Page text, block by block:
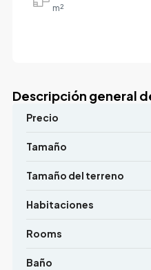
m²
Descripción general
Precio
Tamaño
Tamaño del terreno
Habitaciones
Rooms
Baño